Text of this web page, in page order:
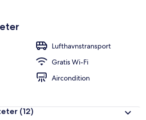
Lufthavnstransport
Gratis Wi-Fi
Aircondition
(12)